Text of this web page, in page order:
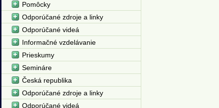
Pomôcky
Odporúčané zdroje a linky
Odporúčané videá
Informačné vzdelávanie
Prieskumy
Semináre
Česká republika
Odporúčané zdroje a linky
Odporúčané videá